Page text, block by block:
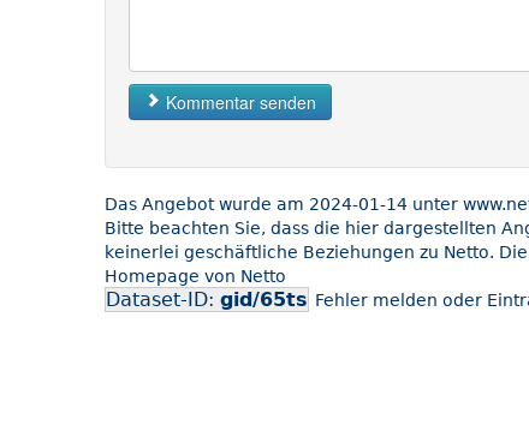
Kommentar senden
Das Angebot wurde am 2024-01-14 unter
Bitte beachten Sie, dass die hier dargestellten
keinerlei geschäftliche Beziehungen zu Netto.
Homepage von Netto
Dataset-ID: gid/65ts Fehler melden oder